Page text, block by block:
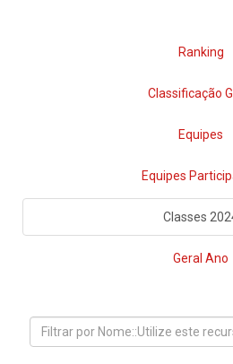
Ranking
Classificação
Equipes
Equipes
Classes
Geral Ano